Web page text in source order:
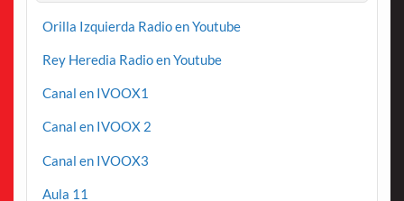
Orilla Izquierda Radio en Youtube
Rey Heredia Radio en Youtube
Canal en IVOOX1
Canal en IVOOX 2
Canal en IVOOX3
Aula 11